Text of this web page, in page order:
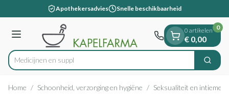
Ga naar de inhoudApothekersadvies Snelle beschikbaarheid
Menu
Product, merk, categorie...
M Zoek
0 artikelen
€ 0,00
0
Home / Schoonheid, verzorging en hygiëne / Seksualiteit en intieme